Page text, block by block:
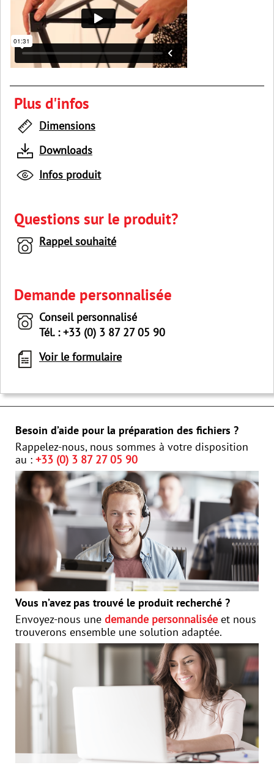
Plus d'infos
Dimensions
Downloads
Infos produit
Questions sur le produit?
Rappel souhaité
Demande personnalisée
Conseil personnalisé
Tél. : +33 (0) 3 87 27 05 90
Voir le formulaire
Besoin d’aide pour la préparation des fichiers ?
Rappelez-nous, nous sommes à votre disposition
au : +33 (0) 3 87 27 05 90
Vous n’avez pas trouvé le produit recherché ?
Envoyez-nous une demande personnalisée et nous
trouverons ensemble une solution adaptée.